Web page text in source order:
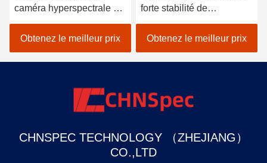
caméra hyperspectrale de
la série FS1A de 900-
2500 nm
Obtenez le meilleur prix
forte stabilité de
représentation pour le
littoral et la Marine
Environment
Obtenez le meilleur prix
CHNSPEC TECHNOLOGY （ZHEJIANG）
CO.,LTD